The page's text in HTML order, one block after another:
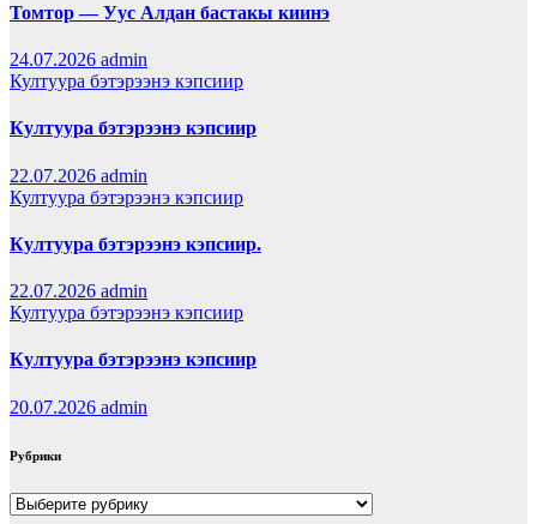
Томтор — Уус Алдан бастакы киинэ
24.07.2026 admin
Култуура бэтэрээнэ кэпсиир
Култуура бэтэрээнэ кэпсиир
22.07.2026 admin
Култуура бэтэрээнэ кэпсиир
Култуура бэтэрээнэ кэпсиир.
22.07.2026 admin
Култуура бэтэрээнэ кэпсиир
Култуура бэтэрээнэ кэпсиир
20.07.2026 admin
Рубрики
Рубрики